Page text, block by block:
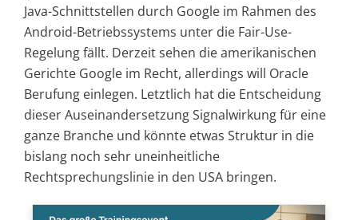
Java-Schnittstellen durch Google im Rahmen des
Android-Betriebssystems unter die Fair-Use-
Regelung fällt. Derzeit sehen die amerikanischen
Gerichte Google im Recht, allerdings will Oracle
Berufung einlegen. Letztlich hat die Entscheidung
dieser Auseinandersetzung Signalwirkung für eine
ganze Branche und könnte etwas Struktur in die
bislang noch sehr uneinheitliche
Rechtsprechungslinie in den USA bringen.